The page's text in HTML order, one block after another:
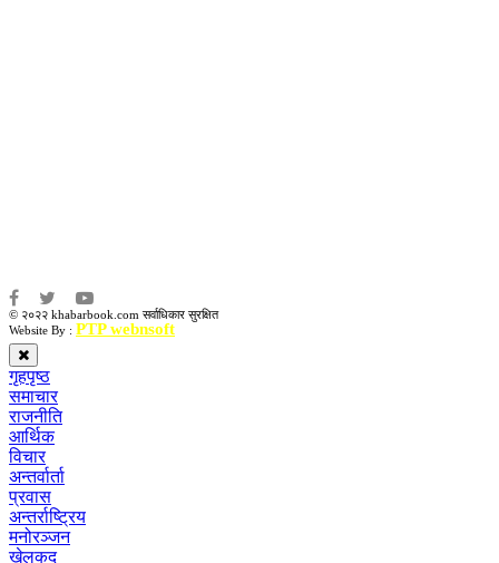
© २०२२ khabarbook.com सर्वाधिकार सुरक्षित
Website By : PTP webnsoft
गृहपृष्ठ
समाचार
राजनीति
आर्थिक
विचार
अन्तर्वार्ता
प्रवास
अन्तर्राष्ट्रिय
मनोरञ्जन
खेलकुद